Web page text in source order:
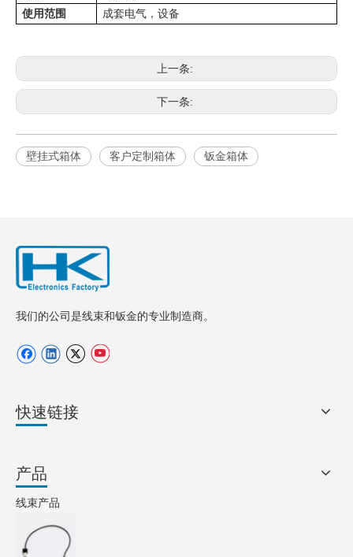
使用范围
成套电气，设备
上一条:
下一条:
壁挂式箱体 客户定制箱体 钣金箱体
我们的公司是线束和钣金的专业制造商。
快速链接
产品
线束产品